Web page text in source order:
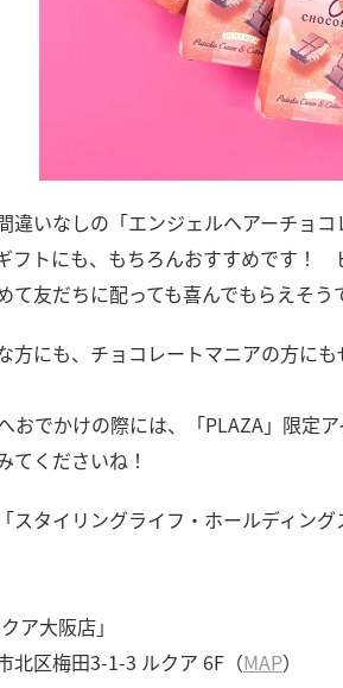
違いなしの「エンジェルヘアーチョ
フトにも、もちろんおすすめです！
て友だちに配っても喜んでもらえそ
方にも、チョコレートマニアの方に
おでかけの際には、「PLAZA」限定
てくださいね！
スタイリングライフ・ホールディン
ア大阪店」
北区梅田3-1-3 ルクア 6F（MAP）